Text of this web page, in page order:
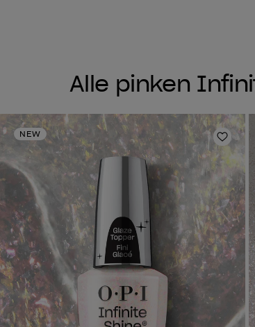
Alle pinken
NEW
Zur